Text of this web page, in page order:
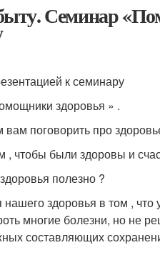
Семинар
к семинару
здоровья » .
поговорить про
чтобы были здоровы и
полезно ?
здоровья в том ,
многие болезни, но не
составляющих